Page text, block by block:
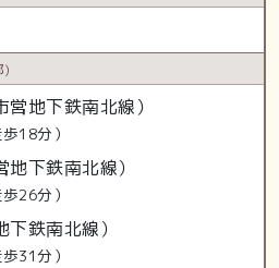
)
営地下鉄南北線）
18分）
地下鉄南北線）
26分）
下鉄南北線）
31分）